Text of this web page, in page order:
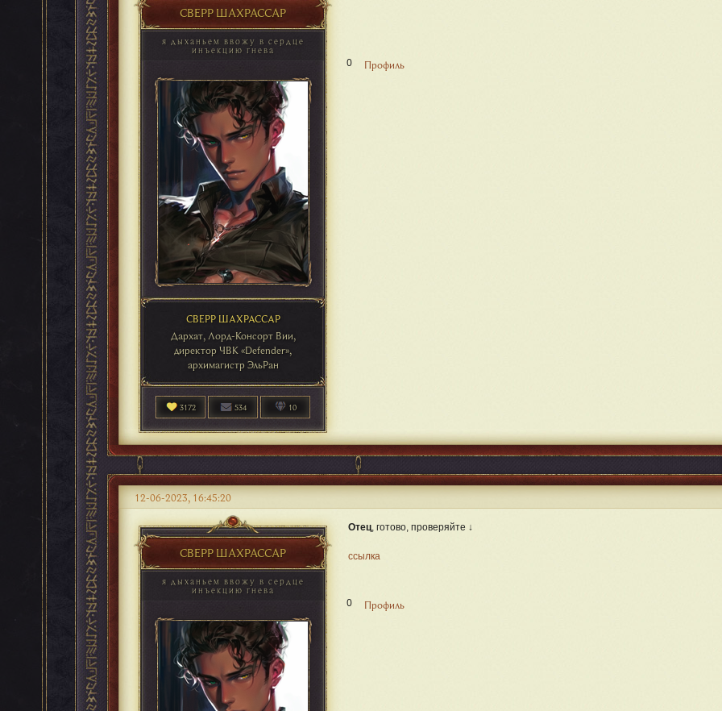
СВЕРР ШАХРАССАР
Дархат, Лорд-Консорт Вии,
директор ЧВК «Defender»,
архимагистр ЭльРан
СВЕРР ШАХРАССАР
3172 534 10
я дыханьем ввожу в сердце
инъекцию гнева
0 Профиль
СВЕРР ШАХРАССАР
я дыханьем ввожу в сердце
инъекцию гнева
12-06-2023, 16:45:20
Отец, готово, проверяйте ↓
ссылка
0 Профиль